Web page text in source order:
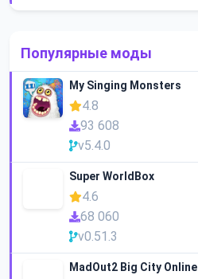
Популярные моды
My Singing Monsters
4.8
93 608
v5.4.0
Super WorldBox
4.6
68 060
v0.51.3
MadOut2 Big City Online